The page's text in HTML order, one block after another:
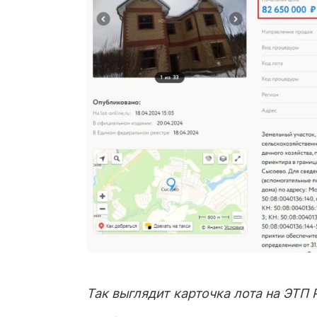
Так выглядит карточка лота на ЭТП